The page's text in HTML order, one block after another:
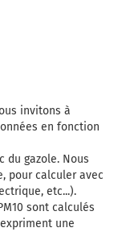
invitons à
en fonction
du gazole. Nous
pour calculer avec
etc...).
sont calculés
une